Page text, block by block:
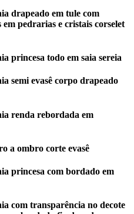
drapeado em tule com
pedrarias e cristais corselet
princesa todo em saia sereia
semi evasê corpo drapeado
renda rebordada em
a ombro corte evasê
princesa com bordado em
com transparência no decote